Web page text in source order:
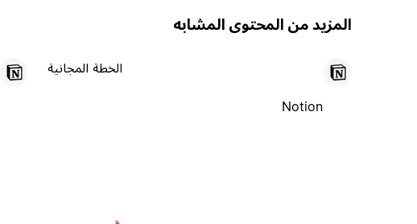
المزيد من المحتوى المشابه
Notion
الخطة المجانية